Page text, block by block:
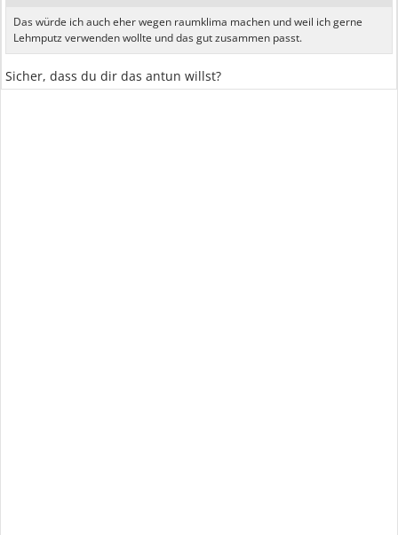
Das würde ich auch eher wegen raumklima machen und weil ich gerne
Lehmputz verwenden wollte und das gut zusammen passt.
Sicher, dass du dir das antun willst?